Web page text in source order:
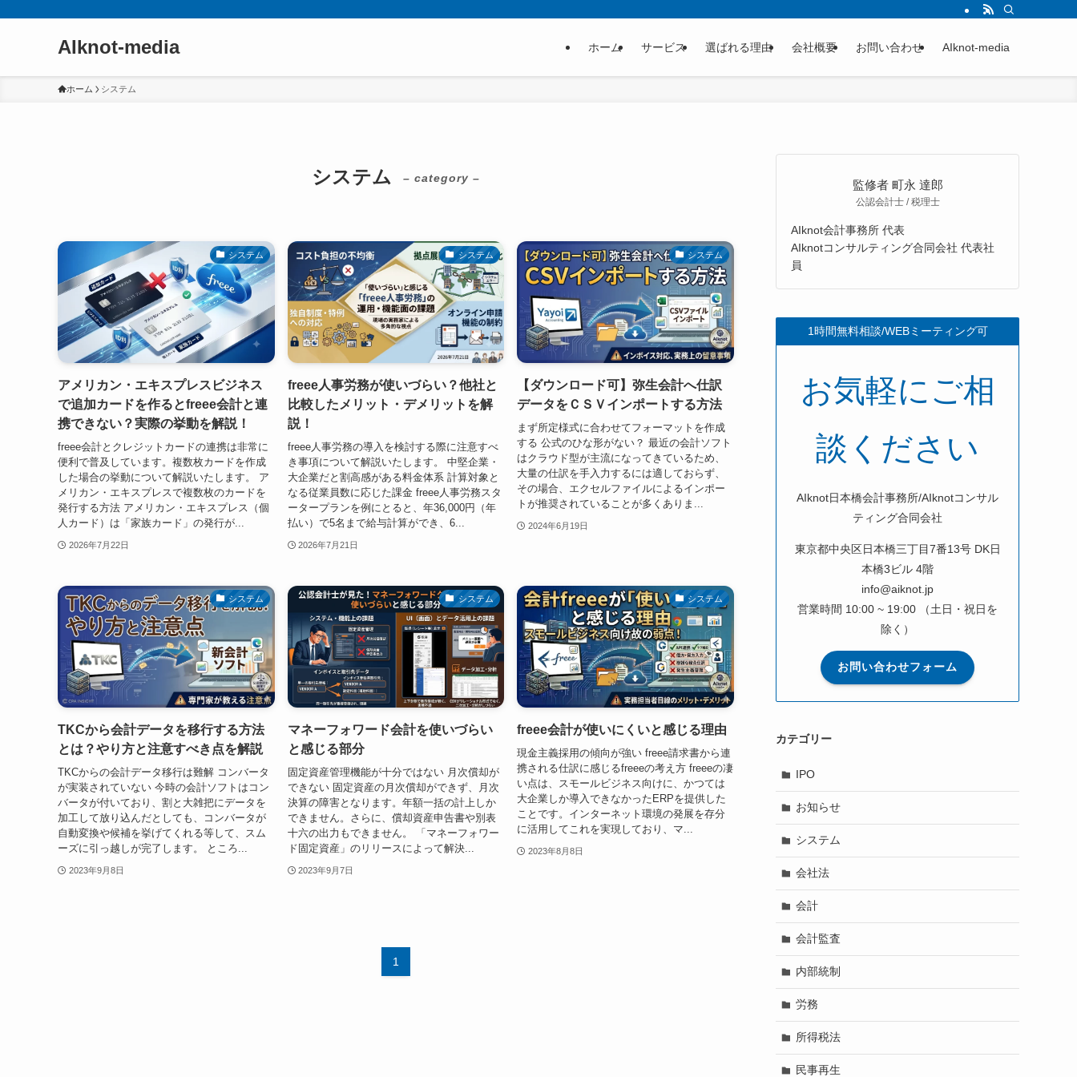
AIknot-media ホーム サービス 選ばれる理由 会社概要 お問い合わせ AIknot-media
ホーム システム
システム – category –
システム
アメリカン・エキスプレスビジネス
で追加カードを作るとfreee会計と連
携できない？実際の挙動を解説！
freee会計とクレジットカードの連携は非常に
便利で普及しています。複数枚カードを作成
した場合の挙動について解説いたします。 ア
メリカン・エキスプレスで複数枚のカードを
発行する方法 アメリカン・エキスプレス（個
人カード）は「家族カード」の発行が...
2026年7月22日
システム
freee人事労務が使いづらい？他社と
比較したメリット・デメリットを解
説！
freee人事労務の導入を検討する際に注意すべ
き事項について解説いたします。 中堅企業・
大企業だと割高感がある料金体系 計算対象と
なる従業員数に応じた課金 freee人事労務スタ
ータープランを例にとると、年36,000円（年
払い）で5名まで給与計算ができ、6...
2026年7月21日
システム
【ダウンロード可】弥生会計へ仕訳
データをＣＳＶインポートする方法
まず所定様式に合わせてフォーマットを作成
する 公式のひな形がない？ 最近の会計ソフト
はクラウド型が主流になってきているため、
大量の仕訳を手入力するには適しておらず、
その場合、エクセルファイルによるインポー
トが推奨されていることが多くありま...
2024年6月19日
システム
TKCから会計データを移行する方法
とは？やり方と注意すべき点を解説
TKCからの会計データ移行は難解 コンバータ
が実装されていない 今時の会計ソフトはコン
バータが付いており、割と大雑把にデータを
加工して放り込んだとしても、コンバータが
自動変換や候補を挙げてくれる等して、スム
ーズに引っ越しが完了します。 ところ...
2023年9月8日
システム
マネーフォワード会計を使いづらい
と感じる部分
固定資産管理機能が十分ではない 月次償却が
できない 固定資産の月次償却ができず、月次
決算の障害となります。年額一括の計上しか
できません。さらに、償却資産申告書や別表
十六の出力もできません。 「マネーフォワー
ド固定資産」のリリースによって解決...
2023年9月7日
システム
freee会計が使いにくいと感じる理由
現金主義採用の傾向が強い freee請求書から連
携される仕訳に感じるfreeeの考え方 freeeの凄
い点は、スモールビジネス向けに、かつては
大企業しか導入できなかったERPを提供した
ことです。インターネット環境の発展を存分
に活用してこれを実現しており、マ...
2023年8月8日
1
監修者 町永 達郎
公認会計士 / 税理士
AIknot会計事務所 代表
AIknotコンサルティング合同会社 代表社
員
1時間無料相談/WEBミーティング可
お気軽にご相
談ください
AIknot日本橋会計事務所/AIknotコンサル
ティング合同会社
東京都中央区日本橋三丁目7番13号 DK日
本橋3ビル 4階
info@aiknot.jp
営業時間 10:00 ~ 19:00 （土日・祝日を
除く）
お問い合わせフォーム
カテゴリー
IPO
お知らせ
システム
会社法
会計
会計監査
内部統制
労務
所得税法
民事再生